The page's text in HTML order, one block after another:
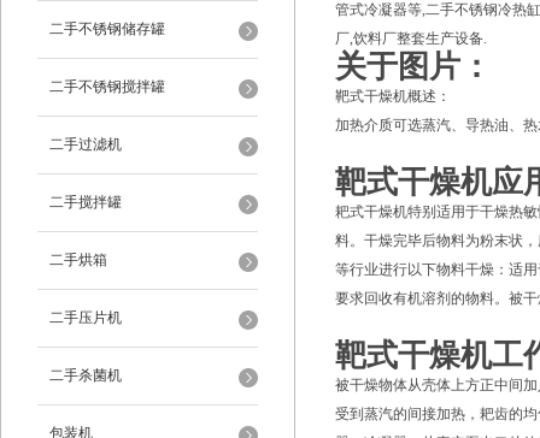
二手不锈钢储存罐
二手不锈钢搅拌罐
二手过滤机
二手搅拌罐
二手烘箱
二手压片机
二手杀菌机
包装机
管式冷凝器等,二手不锈钢冷热
厂,饮料厂整套生产设备.
关于图片：
靶式干燥机概述：
加热介质可选蒸汽、导热油、
靶式干燥机应
耙式干燥机特别适用于干燥热
料。干燥完毕后物料为粉末状
等行业进行以下物料干燥：适
要求回收有机溶剂的物料。被
靶式干燥机工
被干燥物体从壳体上方正中间
受到蒸汽的间接加热，耙齿的